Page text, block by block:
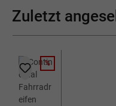
Zuletzt
RABATT
%